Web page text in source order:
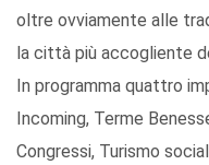
oltre ovviamente alle
la città più accogliente
In programma quattro
Incoming, Terme
Congressi, Turismo